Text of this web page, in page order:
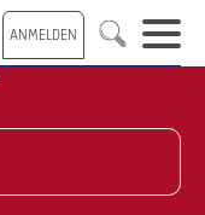
ANMELDEN Suche